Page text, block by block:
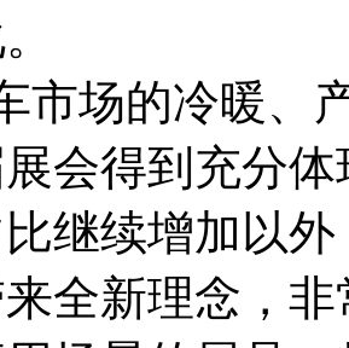
场的冷暖、
会得到充分
继续增加以
全新理念，